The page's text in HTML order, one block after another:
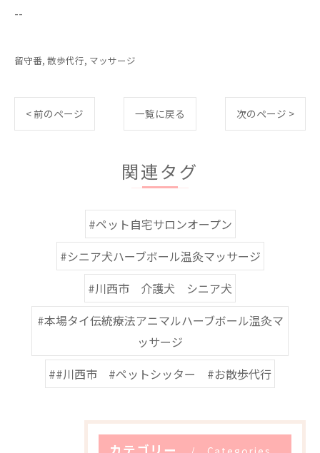
--
留守番 散歩代行 マッサージ
< 前のページ 一覧に戻る 次のページ >
関連タグ
#ペット自宅サロンオープン
#シニア犬ハーブボール温灸マッサージ
#川西市 介護犬 シニア犬
#本場タイ伝統療法アニマルハーブボール温灸マ
ッサージ
##川西市 #ペットシッター #お散歩代行